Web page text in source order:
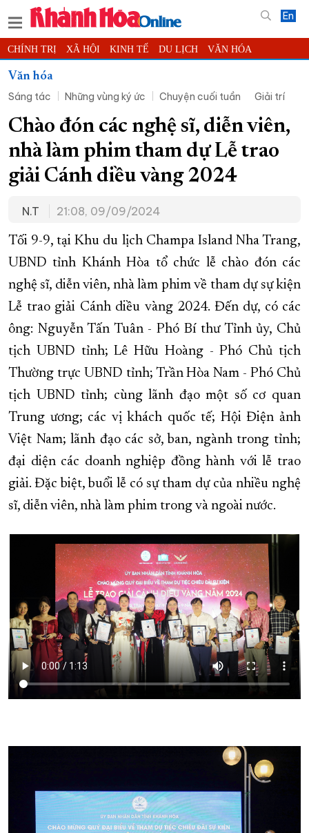
En
CHÍNH TRỊ XÃ HỘI KINH TẾ DU LỊCH VĂN HÓA
THỂ THAO
KHOA HỌC - CÔNG NGHỆ PHÁP LUẬT BẠN ĐỌC PHÓNG SỰ
THẾ GIỚI MULTIMEDIA VIDEO ĐỌC BÁO ONLINE
PODCAST THÔNG TIN - QUẢNG CÁO
QUY HOẠCH TỈNH KHÁNH HÒA
CHUNG TAY CẢI CÁCH HÀNH CHÍNH
XÂY DỰNG NÔNG THÔN MỚI LỊCH CẮT ĐIỆN
TÀU - XE - MÁY BAY
KỶ NIỆM 370 NĂM XÂY DỰNG VÀ PHÁT TRIỂN TỈNH KHÁNH HÒA
KHOẢNH KHẮC ĐẸP XỨ TRẦM
XÂY DỰNG KHÁNH HÒA TRỞ THÀNH THÀNH PHỐ TRỰC THUỘC
ĐẠI HỘI ĐẢNG CÁC CẤP TRANG CHỦ VỀ BÁO KHÁNH HÒA
Văn hóa
Sáng tác
Những vùng ký ức Chuyện cuối tuần Giải trí
Chào đón các nghệ sĩ, diễn viên,
nhà làm phim tham dự Lễ trao
giải Cánh diều vàng 2024
N.T 21:08, 09/09/2024
Tối 9-9, tại Khu du lịch Champa Island Nha Trang,
UBND tỉnh Khánh Hòa tổ chức lễ chào đón các
nghệ sĩ, diễn viên, nhà làm phim về tham dự sự kiện
Lễ trao giải Cánh diều vàng 2024. Đến dự, có các
ông: Nguyễn Tấn Tuân - Phó Bí thư Tỉnh ủy, Chủ
tịch UBND tỉnh; Lê Hữu Hoàng - Phó Chủ tịch
Thường trực UBND tỉnh; Trần Hòa Nam - Phó Chủ
tịch UBND tỉnh; cùng lãnh đạo một số cơ quan
Trung ương; các vị khách quốc tế; Hội Điện ảnh
Việt Nam; lãnh đạo các sở, ban, ngành trong tỉnh;
đại diện các doanh nghiệp đồng hành với lễ trao
giải. Đặc biệt, buổi lễ có sự tham dự của nhiều nghệ
sĩ, diễn viên, nhà làm phim trong và ngoài nước.